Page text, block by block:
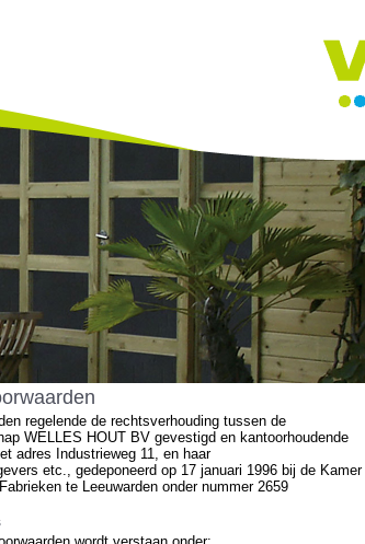
regelende de rechtsverhouding tussen de
WELLES HOUT BV gevestigd en kantoorhoudende
adres Industrieweg 11, en haar
etc., gedeponeerd op 17 januari 1996 bij de Kamer
te Leeuwarden onder nummer 2659